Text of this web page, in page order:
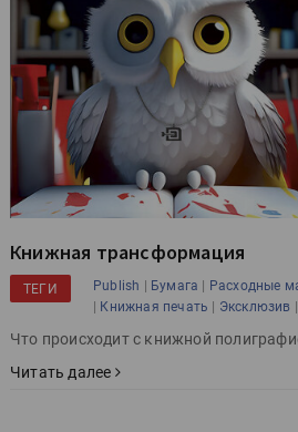
Книжная трансформация
ТЕГИ Publish | Бумага | Расходные
| Книжная печать | Эксклюзив |
Что происходит с книжной
Читать далее